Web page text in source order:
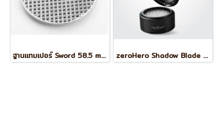
ฐานแทมเปอร์ Sword 58.5 mm (Waffle) zeroHero Shadow Blade Coffee Distribution Needle WDT Tool